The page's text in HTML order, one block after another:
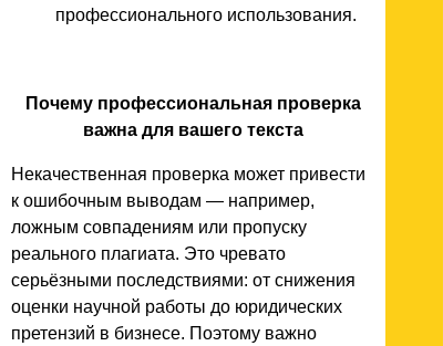
профессионального использования.
Почему профессиональная проверка
важна для вашего текста
Некачественная проверка может привести
к ошибочным выводам — например,
ложным совпадениям или пропуску
реального плагиата. Это чревато
серьёзными последствиями: от снижения
оценки научной работы до юридических
претензий в бизнесе. Поэтому важно